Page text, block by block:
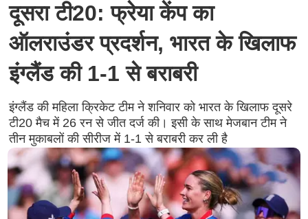
दूसरा टी20: फ्रेया केंप का
ऑलराउंडर प्रदर्शन, भारत के खिलाफ
इंग्लैंड की 1-1 से बराबरी
इंग्लैंड की महिला क्रिकेट टीम ने शनिवार को भारत के खिलाफ दूसरे
टी20 मैच में 26 रन से जीत दर्ज की। इसी के साथ मेजबान टीम ने
तीन मुकाबलों की सीरीज में 1-1 से बराबरी कर ली है